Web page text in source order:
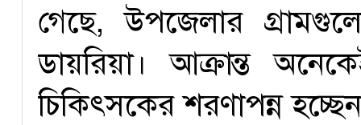
গেছে, উপজেলার
ডায়রিয়া। আক্রান্ত
চিকিৎসকের শরণাপন্ন